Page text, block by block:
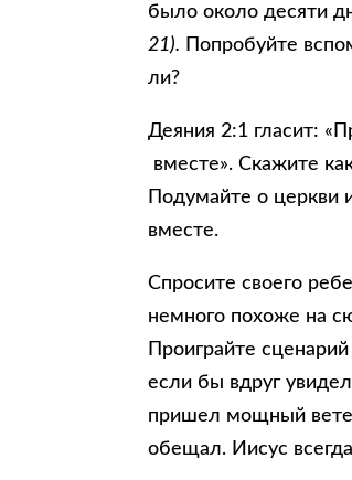
было около десяти
21). Попробуйте
ли?
Деяния 2:1 гласит:
вместе». Скажите
Подумайте о
вместе.
Спросите своего
немного похоже на
Проиграйте
если бы вдруг
пришел мощный
обещал. Иисус